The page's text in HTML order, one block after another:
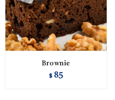
Brownie
$ 85